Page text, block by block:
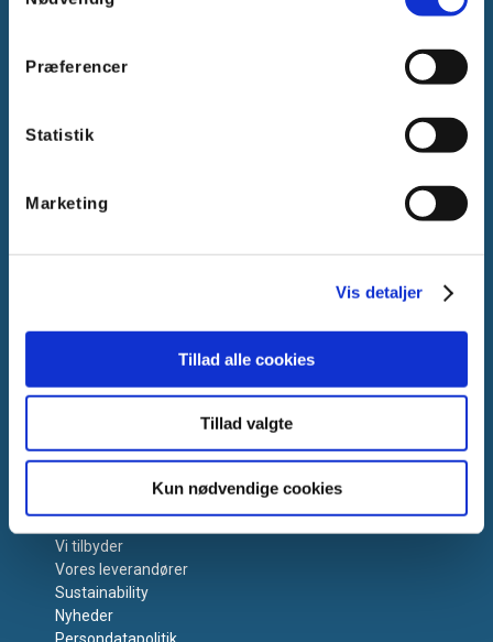
Præferencer
Statistik
Marketing
Vis detaljer
Tillad alle cookies
Tillad valgte
Kun nødvendige cookies
Salgs- og Leveringsbetingelser
Om Vanpee
Vi tilbyder
Vores leverandører
Sustainability
Nyheder